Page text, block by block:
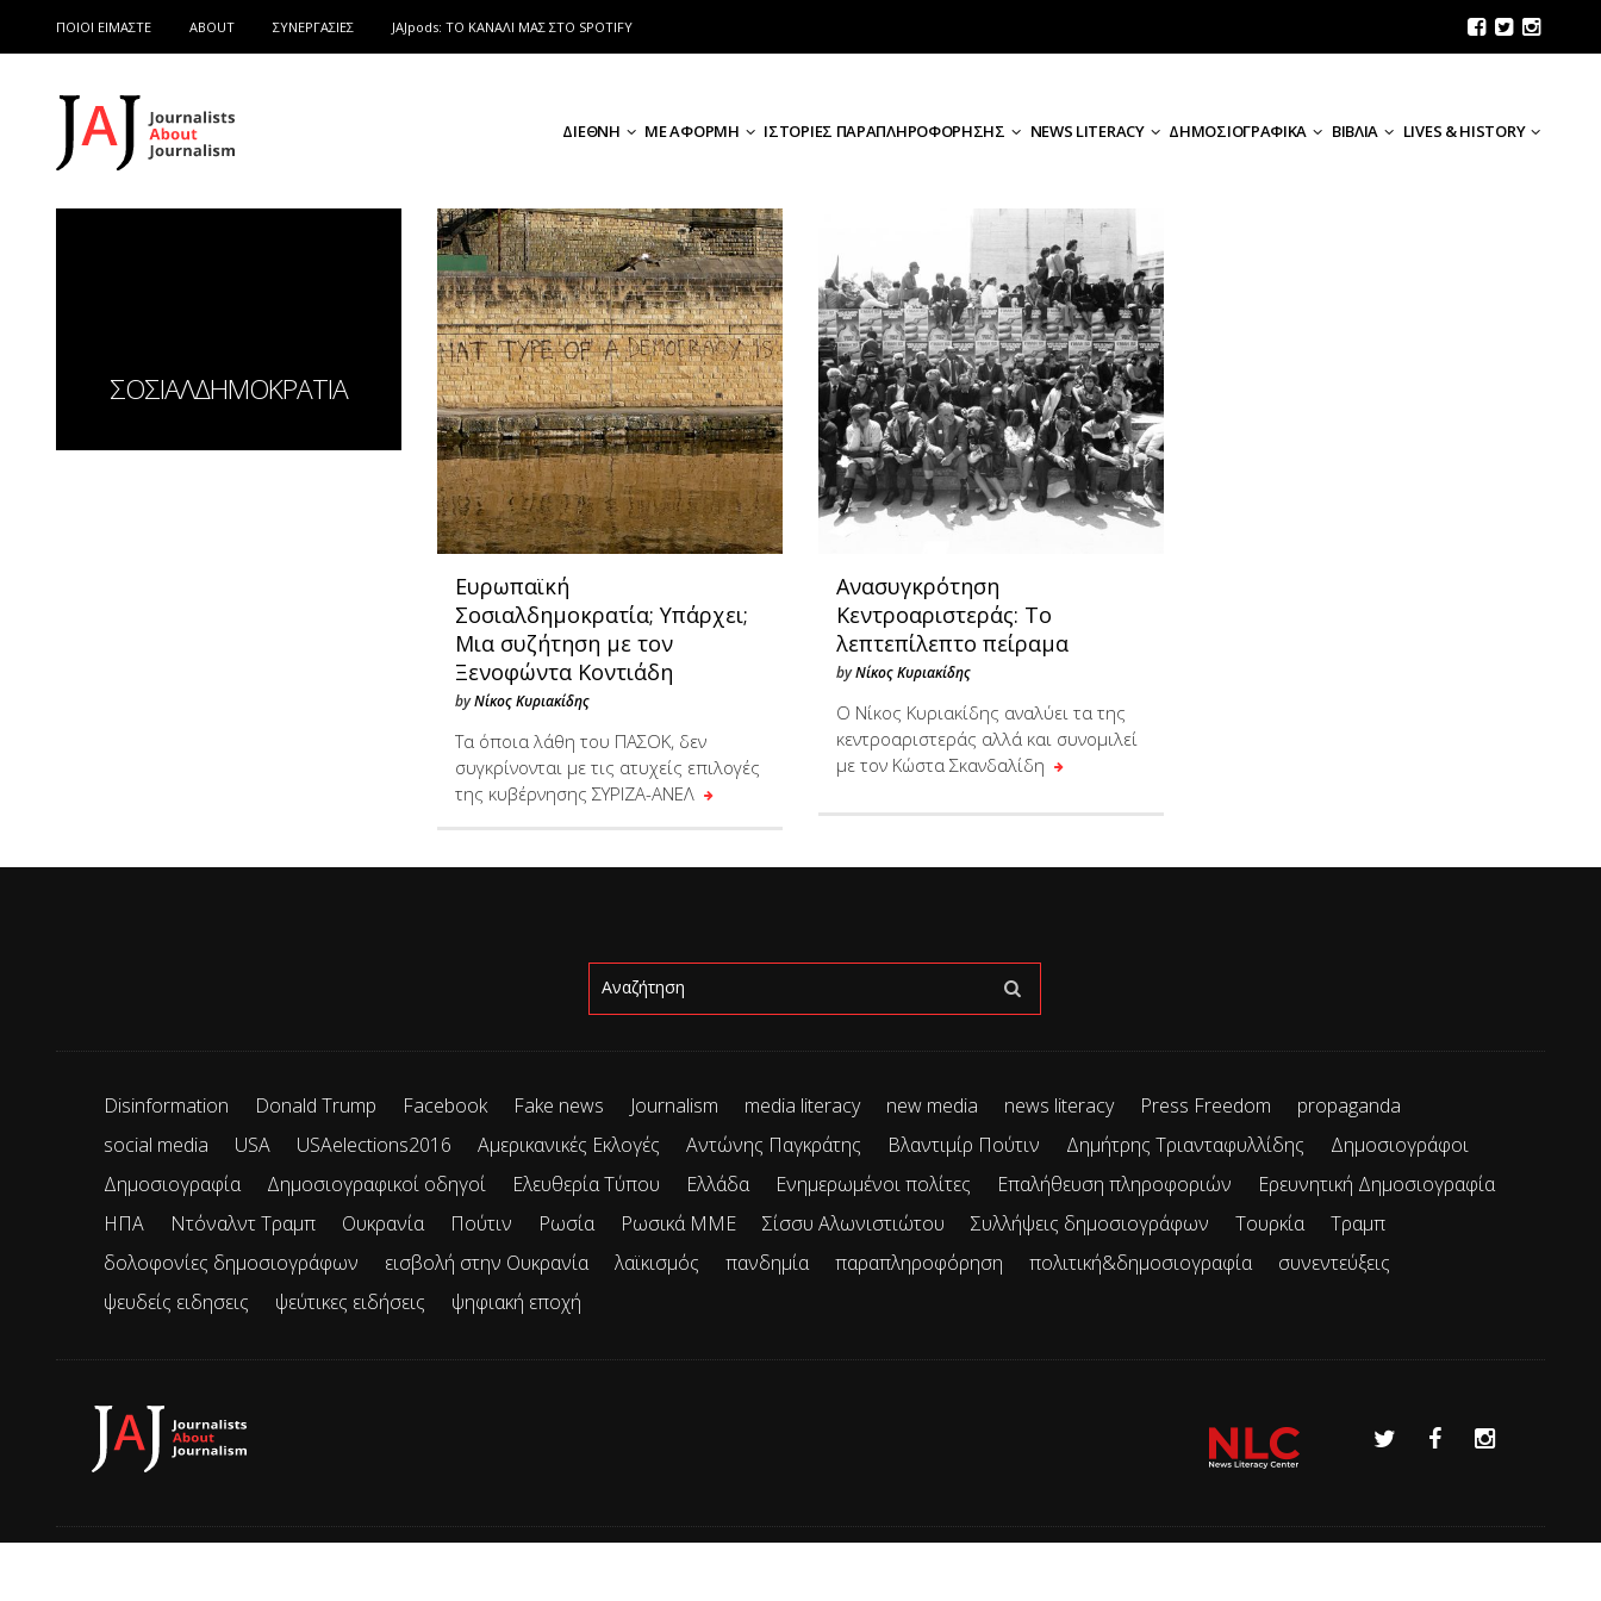
ΠΟΙΟΙ ΕΙΜΑΣΤΕ ABOUT ΣΥΝΕΡΓΑΣΙΕΣ JAJpods: TO ΚΑΝΑΛΙ ΜΑΣ ΣΤΟ SPOTIFY
ΔΙΕΘΝΗ ΜΕ ΑΦΟΡΜΗ ΙΣΤΟΡΙΕΣ ΠΑΡΑΠΛΗΡΟΦΟΡΗΣΗΣ NEWS LITERACY ΔΗΜΟΣΙΟΓΡΑΦΙΚΑ ΒΙΒΛΙΑ LIVES & HISTORY
ΣΟΣΙΑΛΔΗΜΟΚΡΑΤΙΑ
Ευρωπαϊκή
Σοσιαλδημοκρατία; Υπάρχει;
Μια συζήτηση με τον
Ξενοφώντα Κοντιάδη
byΝίκος Κυριακίδης
Τα όποια λάθη του ΠΑΣΟΚ, δεν
συγκρίνονται με τις ατυχείς επιλογές
της κυβέρνησης ΣΥΡΙΖΑ-ΑΝΕΛ
Ανασυγκρότηση
Κεντροαριστεράς: Το
λεπτεπίλεπτο πείραμα
byΝίκος Κυριακίδης
Ο Νίκος Κυριακίδης αναλύει τα της
κεντροαριστεράς αλλά και συνομιλεί
με τον Κώστα Σκανδαλίδη
Disinformation Donald Trump Facebook Fake news Journalism media literacy new media news literacy Press Freedom
propaganda
social media
USA USAelections2016 Αμερικανικές Εκλογές Αντώνης Παγκράτης Βλαντιμίρ Πούτιν Δημήτρης Τριανταφυλλίδης
Δημοσιογράφοι
Δημοσιογραφία
Δημοσιογραφικοί οδηγοί Ελευθερία Τύπου Ελλάδα Ενημερωμένοι πολίτες Επαλήθευση πληροφοριών
Ερευνητική Δημοσιογραφία
ΗΠΑ
Ντόναλντ Τραμπ Ουκρανία Πούτιν Ρωσία Ρωσικά ΜΜΕ Σίσσυ Αλωνιστιώτου Συλλήψεις δημοσιογράφων Τουρκία
Τραμπ
δολοφονίες δημοσιογράφων
εισβολή στην Ουκρανία λαϊκισμός πανδημία παραπληροφόρηση πολιτική&δημοσιογραφία
συνεντεύξεις
ψευδείς ειδησεις
ψεύτικες ειδήσεις ψηφιακή εποχή